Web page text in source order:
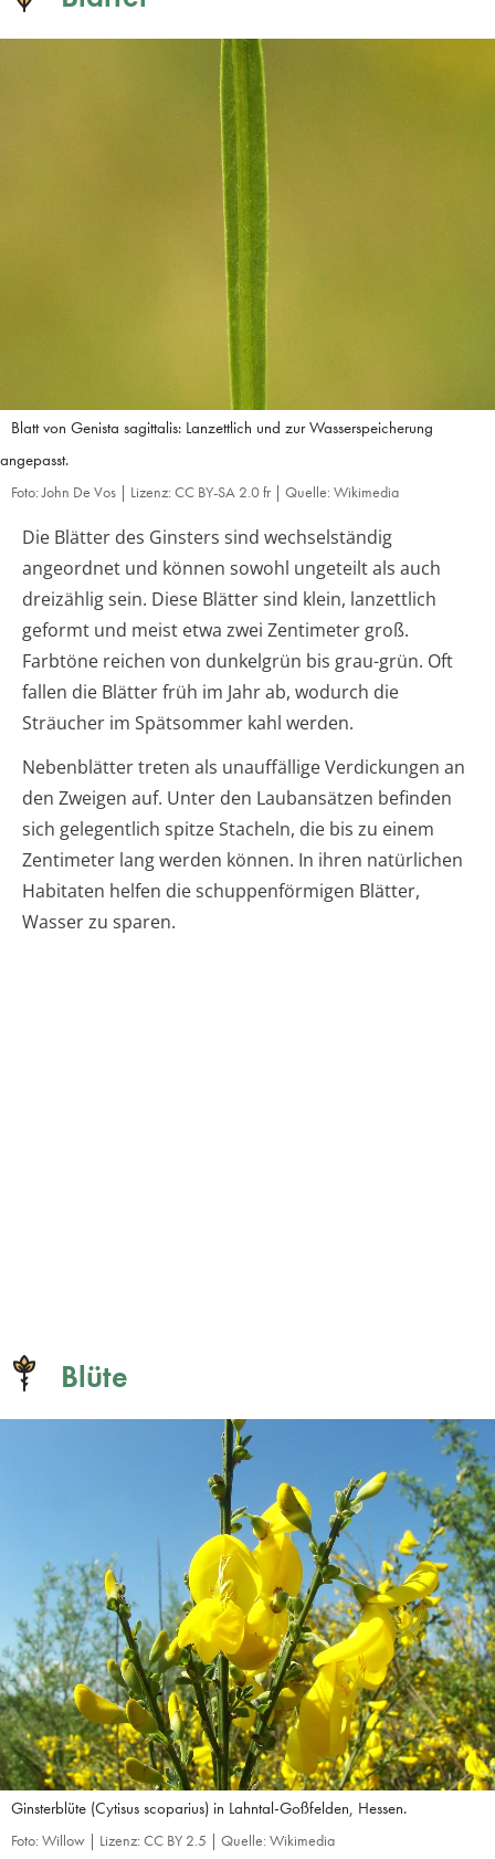
Blatt von Genista sagittalis: Lanzettlich und zur Wasserspeicherung
angepasst.
Foto: John De Vos | Lizenz: CC BY-SA 2.0 fr | Quelle: Wikimedia
Die Blätter des Ginsters sind wechselständig
angeordnet und können sowohl ungeteilt als auch
dreizählig sein. Diese Blätter sind klein, lanzettlich
geformt und meist etwa zwei Zentimeter groß.
Farbtöne reichen von dunkelgrün bis grau-grün. Oft
fallen die Blätter früh im Jahr ab, wodurch die
Sträucher im Spätsommer kahl werden.
Nebenblätter treten als unauffällige Verdickungen an
den Zweigen auf. Unter den Laubansätzen befinden
sich gelegentlich spitze Stacheln, die bis zu einem
Zentimeter lang werden können. In ihren natürlichen
Habitaten helfen die schuppenförmigen Blätter,
Wasser zu sparen.
Blüte
Ginsterblüte (Cytisus scoparius) in Lahntal-Goßfelden, Hessen.
Foto: Willow | Lizenz: CC BY 2.5 | Quelle: Wikimedia